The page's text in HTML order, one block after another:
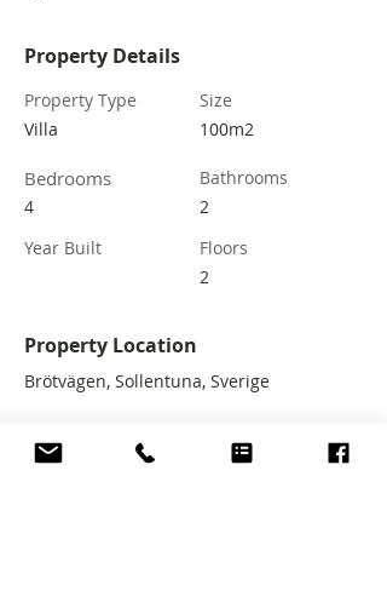
Property Details
Property Type
Villa
Bedrooms
4
Year Built
Size
100m2
Bathrooms
2
Floors
2
Property Location
Brötvägen, Sollentuna, Sverige